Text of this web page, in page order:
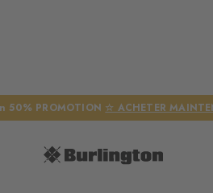
50% PROMOTION ☆ ACHETER